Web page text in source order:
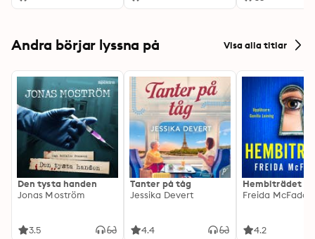
Andra börjar lyssna på Visa alla titlar
Den tysta handen
Jonas Moström
3.5
Tanter på tåg
Jessika Devert
4.4
Hembiträdet
Freida
4.2